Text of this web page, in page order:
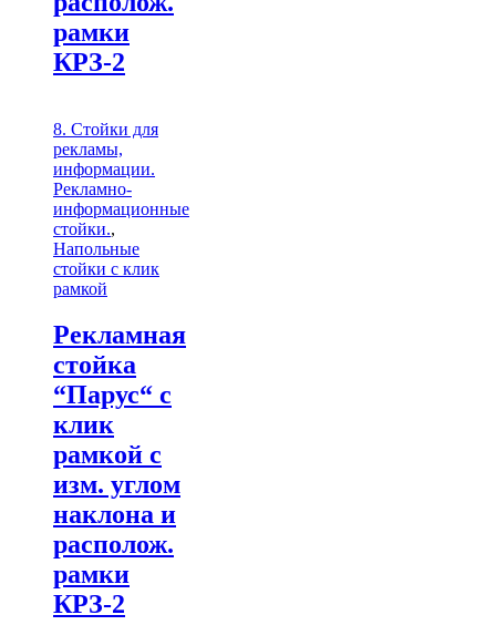
рамки
КРЗ-2
8. Стойки для
рекламы,
информации.
Рекламно-
информационные
стойки.,
Напольные
стойки с клик
рамкой
Рекламная
стойка
“Парус“ с
клик
рамкой с
изм. углом
наклона и
располож.
рамки
КРЗ-2